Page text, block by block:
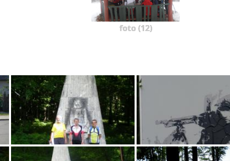
foto (12)